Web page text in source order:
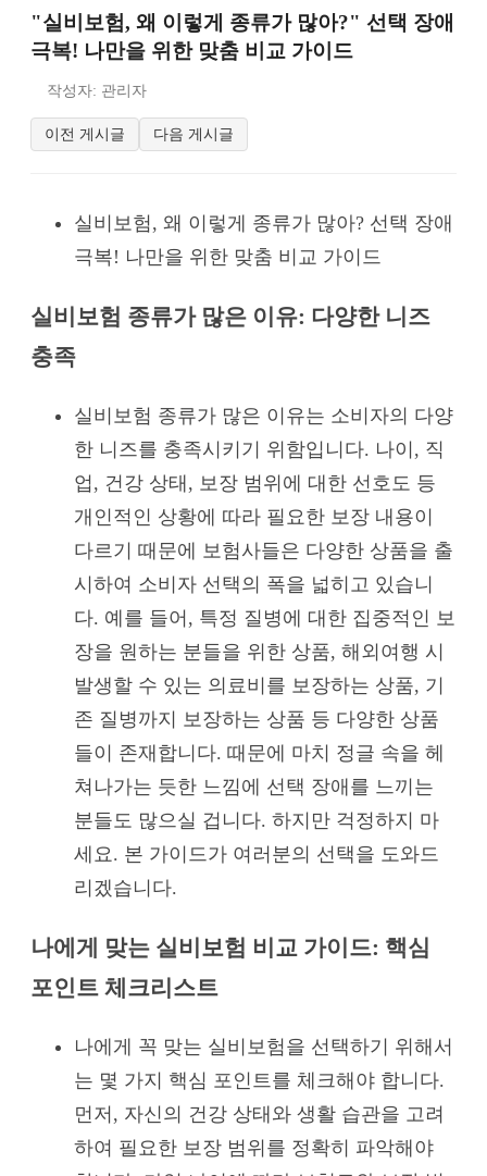
"실비보험, 왜 이렇게 종류가 많아?" 선택 장애
극복! 나만을 위한 맞춤 비교 가이드
작성자: 관리자
이전 게시글 다음 게시글
실비보험, 왜 이렇게 종류가 많아? 선택 장애
극복! 나만을 위한 맞춤 비교 가이드
실비보험 종류가 많은 이유: 다양한 니즈
충족
실비보험 종류가 많은 이유는 소비자의 다양
한 니즈를 충족시키기 위함입니다. 나이, 직
업, 건강 상태, 보장 범위에 대한 선호도 등
개인적인 상황에 따라 필요한 보장 내용이
다르기 때문에 보험사들은 다양한 상품을 출
시하여 소비자 선택의 폭을 넓히고 있습니
다. 예를 들어, 특정 질병에 대한 집중적인 보
장을 원하는 분들을 위한 상품, 해외여행 시
발생할 수 있는 의료비를 보장하는 상품, 기
존 질병까지 보장하는 상품 등 다양한 상품
들이 존재합니다. 때문에 마치 정글 속을 헤
쳐나가는 듯한 느낌에 선택 장애를 느끼는
분들도 많으실 겁니다. 하지만 걱정하지 마
세요. 본 가이드가 여러분의 선택을 도와드
리겠습니다.
나에게 맞는 실비보험 비교 가이드: 핵심
포인트 체크리스트
나에게 꼭 맞는 실비보험을 선택하기 위해서
는 몇 가지 핵심 포인트를 체크해야 합니다.
먼저, 자신의 건강 상태와 생활 습관을 고려
하여 필요한 보장 범위를 정확히 파악해야